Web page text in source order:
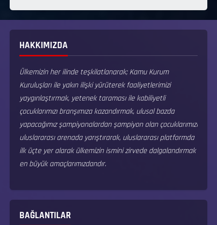
HAKKIMIZDA
Ülkemizin her ilinde teşkilatlanarak; Kamu Kurum
Kuruluşları ile yakın ilişki yürüterek faaliyetlerimizi
yaygınlaştırmak, yetenek taraması ile kabiliyetli
çocuklarımızı branşımıza kazandırmak, ulusal bazda
yapacağımız şampiyonalardan şampiyon olan çocuklarımızı
uluslararası arenada yarıştırarak, uluslararası platformda
ilk üçte yer alarak ülkemizin ismini zirvede dalgalandırmak
en büyük amaçlarımızdandır.
BAĞLANTILAR